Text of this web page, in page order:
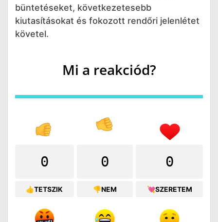
büntetéseket, következetesebb
kiutasításokat és fokozott rendőri jelenlétet
követel.
Mi a reakciód?
0
👍TETSZIK
0
👎NEM
0
💘SZERETEM